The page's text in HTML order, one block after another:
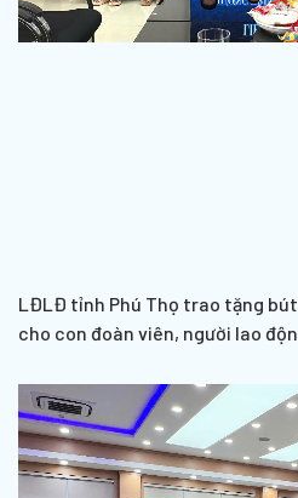
LĐLĐ tỉnh Phú Thọ trao tặng
cho con đoàn viên, người lao